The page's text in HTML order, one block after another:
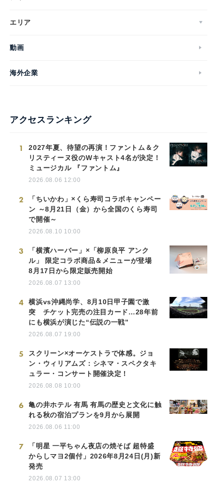
エリア
動画
海外企業
アクセスランキング
1
2027年夏、待望の再演！ファントム＆ク
リスティーヌ役のWキャスト4名が決定！
ミュージカル 『ファントム』
2026.08.06 12:00
2
「ちいかわ」×くら寿司コラボキャンペー
ン ～8月21日（金）から全国のくら寿司
で開催～
2026.08.10 10:00
3
「横濱ハーバー」×「柳原良平 アンク
ル」 限定コラボ商品＆メニューが登場
8月17日から限定販売開始
2026.08.07 13:00
4
横浜vs沖縄尚学、8月10日甲子園で激
突 チケット完売の注目カード…28年前
にも横浜が演じた“伝説の一戦”
2026.08.07 19:00
5
スクリーン×オーケストラで体感。ジョ
ン・ウィリアムズ：シネマ・スペクタキ
ュラー・コンサート開催決定！
2026.08.08 10:00
6
亀の井ホテル 有馬 有馬の歴史と文化に触
れる秋の宿泊プランを9月から展開
2026.08.06 11:00
7
「明星 一平ちゃん夜店の焼そば 超特盛
からしマヨ2個付」2026年8月24日(月)新
発売
2026.08.07 13:00